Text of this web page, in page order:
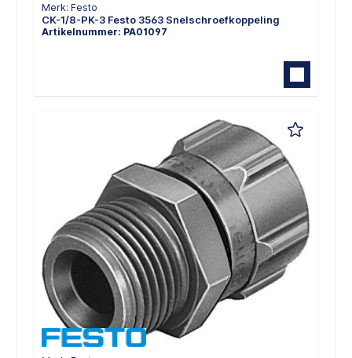
Merk: Festo
CK-1/8-PK-3 Festo 3563 Snelschroefkoppeling
Artikelnummer: PA01097